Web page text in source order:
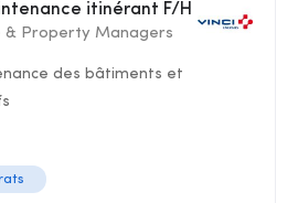
itinérant F/H
& Property Managers
des bâtiments et